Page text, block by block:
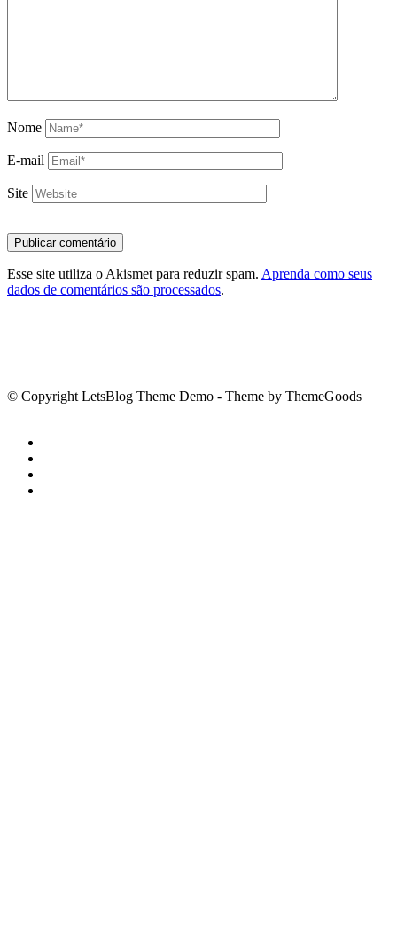
Nome
E-mail
Site
Esse site utiliza o Akismet para reduzir spam. Aprenda como seus
dados de comentários são processados.
© Copyright LetsBlog Theme Demo - Theme by ThemeGoods